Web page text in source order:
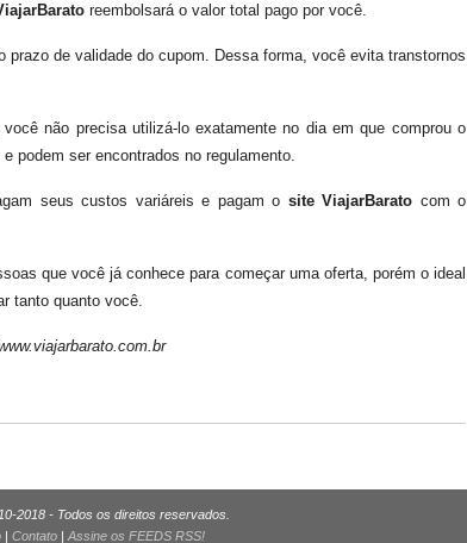
reembolsará o valor total pago por você.
de validade do cupom. Dessa forma, você evita transtornos
não precisa utilizá-lo exatamente no dia em que comprou o
podem ser encontrados no regulamento.
seus custos variáreis e pagam o site ViajarBarato com o
que você já conhece para começar uma oferta, porém o ideal
tanto quanto você.
2018 - Todos os direitos reservados.
| Contato | Assine os FEEDS RSS!